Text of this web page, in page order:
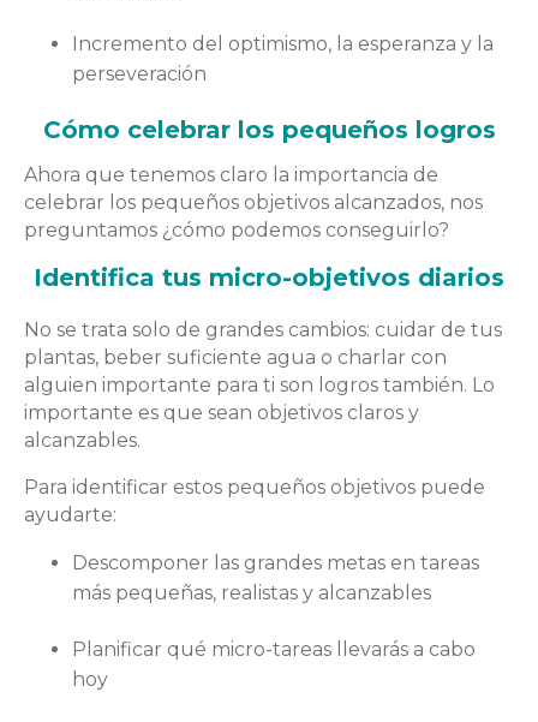
Incremento del optimismo, la esperanza y la
perseveración
Cómo celebrar los pequeños logros
Ahora que tenemos claro la importancia de
celebrar los pequeños objetivos alcanzados, nos
preguntamos ¿cómo podemos conseguirlo?
Identifica tus micro-objetivos diarios
No se trata solo de grandes cambios: cuidar de tus
plantas, beber suficiente agua o charlar con
alguien importante para ti son logros también. Lo
importante es que sean objetivos claros y
alcanzables.
Para identificar estos pequeños objetivos puede
ayudarte:
Descomponer las grandes metas en tareas
más pequeñas, realistas y alcanzables
Planificar qué micro-tareas llevarás a cabo
hoy